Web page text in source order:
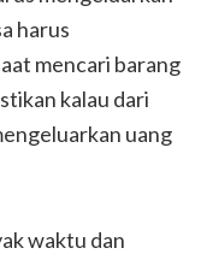
harus
mencari barang
kalau dari
uang
waktu dan